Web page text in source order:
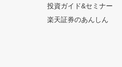
投資ガイド&セミナー
楽天証券のあんしん